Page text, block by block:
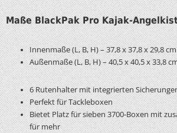
Maße BlackPak Pro Kajak-
Innenmaße (L, B, H) – 37,8 x 37,8 x 29,8 cm
Außenmaße (L, B, H) – 40,5 x 40,5 x 33,8
6 Rutenhalter mit integrierten
Perfekt für Tackleboxen
Bietet Platz für sieben 3700-Boxen mit
für mehr